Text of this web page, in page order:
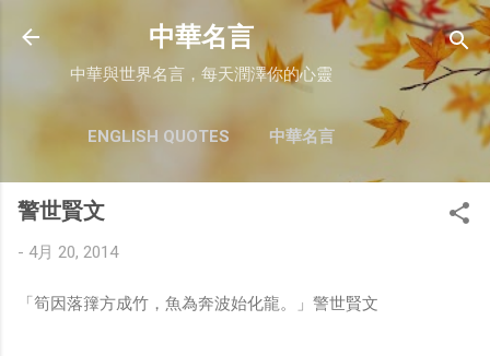
跳至主要內容
中華名言
中華與世界名言，每天潤澤你的心靈
ENGLISH QUOTES 中華名言
警世賢文
- 4月 20, 2014
「筍因落籜方成竹，魚為奔波始化龍。」警世賢文